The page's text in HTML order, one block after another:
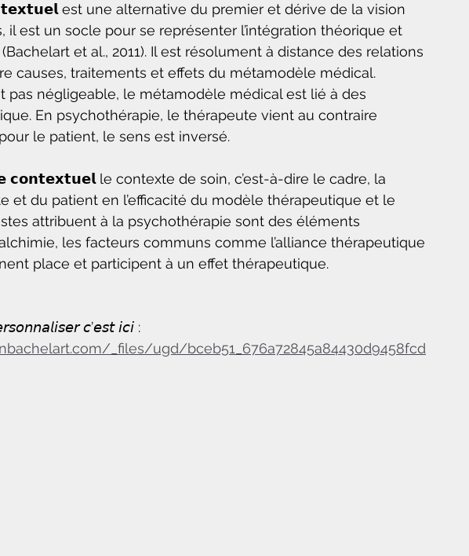
est une alternative du premier et dérive de la vision
il est un socle pour se représenter l’intégration théorique et
et al., 2011). Il est résolument à distance des relations
causes, traitements et effets du métamodèle médical.
pas négligeable, le métamodèle médical est lié à des
En psychothérapie, le thérapeute vient au contraire
le patient, le sens est inversé.
le contexte de soin, c’est-à-dire le cadre, la
et du patient en l’efficacité du modèle thérapeutique et le
attribuent à la psychothérapie sont des éléments
les facteurs communs comme l’alliance thérapeutique
place et participent à un effet thérapeutique.
𝘤’𝘦𝘴𝘵 𝘪𝘤𝘪 :
_files/ugd/bceb51_676a72845a84430d9458fcd